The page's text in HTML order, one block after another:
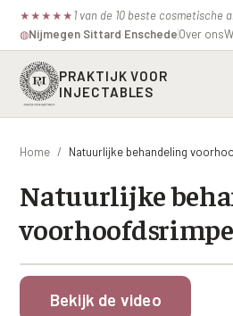
★ ★ ★ ★ ★
◍Nijmegen·Sittard·EnschedeOver ons
PRAKTIJK VOOR
INJECTABLES
Probleemzones
Voorhoofdsrimpels
Wenkbrauwen
Onze behandelingen
INJECTABLES
Botox / anti-rimpel
Bocouture
Profielen
VEROUDERING
Hangende Huid Profiel
Home / Natuurlijke behandeling
Natuurlijke
Bekijk de video